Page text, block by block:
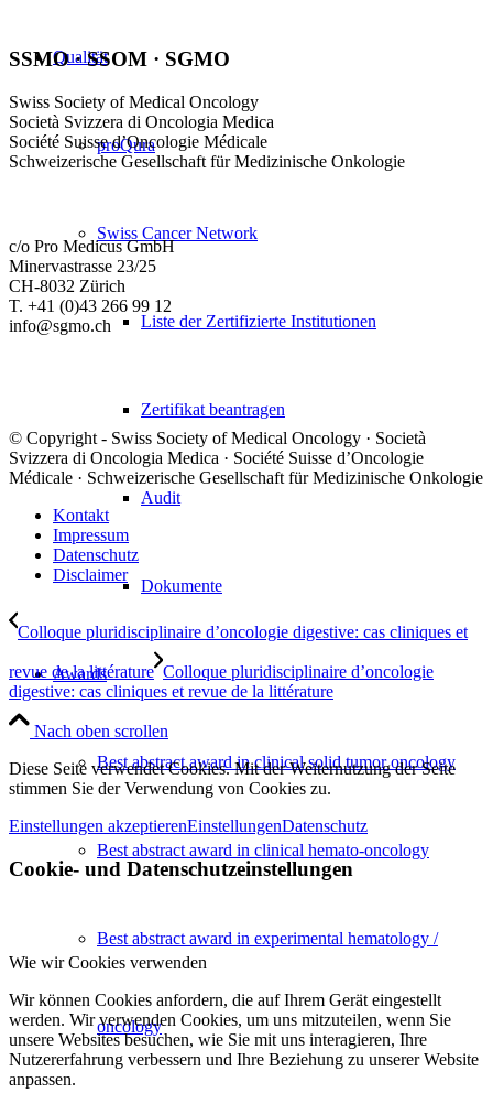
Qualität
proQura
Swiss Cancer Network
Liste der Zertifizierte Institutionen
Zertifikat beantragen
Audit
Dokumente
Awards
Best abstract award in clinical solid tumor oncology
Best abstract award in clinical hemato-oncology
Best abstract award in experimental hematology /
oncology
SSMO · SSOM · SGMO
Swiss Society of Medical Oncology
Società Svizzera di Oncologia Medica
Société Suisse d’Oncologie Médicale
Schweizerische Gesellschaft für Medizinische Onkologie
c/o Pro Medicus GmbH
Minervastrasse 23/25
CH-8032 Zürich
T. +41 (0)43 266 99 12
info@sgmo.ch
© Copyright - Swiss Society of Medical Oncology · Società
Svizzera di Oncologia Medica · Société Suisse d’Oncologie
Médicale · Schweizerische Gesellschaft für Medizinische Onkologie
Kontakt
Impressum
Datenschutz
Disclaimer
Colloque pluridisciplinaire d’oncologie digestive: cas cliniques et
revue de la littérature Colloque pluridisciplinaire d’oncologie
digestive: cas cliniques et revue de la littérature
Nach oben scrollen
Diese Seite verwendet Cookies. Mit der Weiternutzung der Seite
stimmen Sie der Verwendung von Cookies zu.
Einstellungen akzeptierenEinstellungenDatenschutz
Cookie- und Datenschutzeinstellungen
Wie wir Cookies verwenden
Wir können Cookies anfordern, die auf Ihrem Gerät eingestellt
werden. Wir verwenden Cookies, um uns mitzuteilen, wenn Sie
unsere Websites besuchen, wie Sie mit uns interagieren, Ihre
Nutzererfahrung verbessern und Ihre Beziehung zu unserer Website
anpassen.